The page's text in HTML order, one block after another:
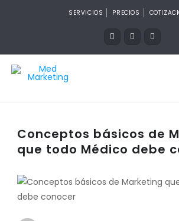
SERVICIOS PRECIOS
Conceptos básicos de
que todo Médico debe